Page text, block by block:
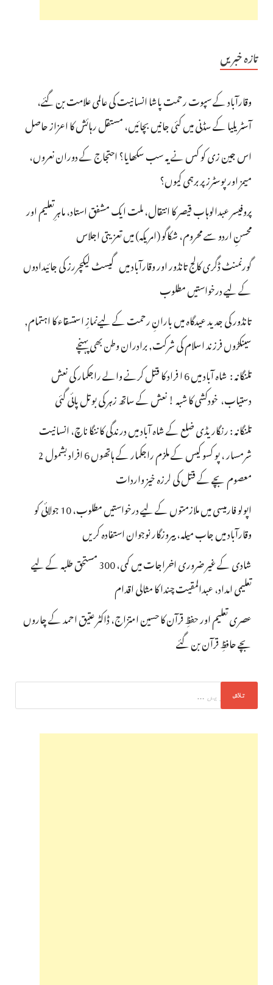
تازہ خبریں
وقارآباد کے سپوت رحمت پاشا انسانیت کی عالمی علامت بن گئے،
آسٹریلیا کے سڈنی میں کئی جانیں بچائیں، مستقل رہائش کا اعزاز حاصل
اس جین زی کو کس نے یہ سب سکھایا؟ احتجاج کے دوران نعروں،
میمز اور پوسٹرز پر برہمی کیوں؟
پروفیسر عبدالوہاب قیصر کا انتقال، ملت ایک مشفق استاد، ماہرِتعلیم اور
محسنِ اردو سے محروم، شکاگو (امریکہ) میں تعزیتی اجلاس
گورنمنٹ ڈگری کالج تانڈور اور وقارآباد میں گیسٹ لیکچررز کی جائیدادوں
کے لیے درخواستیں مطلوب
تانڈور کی جدید عیدگاہ میں بارانِ رحمت کے لیےنمازِ استسقاء کا اہتمام,
سینکڑوں فرزند اسلام کی شرکت, برادران وطن بھی پہنچے
تلنگانہ : شاہ آباد میں 6 ا فراد کا قتل کرنے والے راجکمار کی نعش
دستیاب، خودکشی کا شبہ ! نعش کے ساتھ زہر کی بوتل پائی گئی
تلنگانہ : رنگاریڈی ضلع کے شاہ آباد میں درندگی کا ننگا ناچ، انسانیت
شرمسار ، پو کسو کیس کے ملزم راجکمار کے ہاتھوں 6 افراد بشمول 2
معصوم بچے کے قتل کی لرزہ خیز واردات
اپولو فارمیسی میں ملازمتوں کے لیے درخواستیں مطلوب، 10 جولائی کو
وقارآباد میں جاب میلہ، بیروزگار نوجوان استفادہ کریں
شادی کے غیر ضروری اخراجات میں کمی، 300 مستحق طلبہ کے لیے
تعلیمی امداد، عبدالمقیت چندا کا مثالی اقدام
عصری تعلیم اور حفظِ قرآن کا حسین امتزاج، ڈاکٹر عتیق احمد کے چاروں
بچے حافظِ قرآن بن گئے